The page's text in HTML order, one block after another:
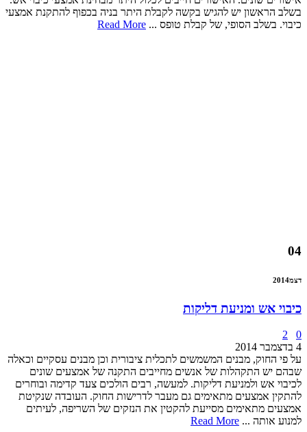
בשלב הראשון יש להגיש בקשה לקבלת היתר בניה בכפוף להתקנת אמצעי
כיבוי. בשלב הסופי, של קבלת טופס ... Read More
04
דצמ2014
כיבוי אש ומניעת דליקות
0
2
4 בדצמבר 2014
על פי החוק, מבנים המשמשים לתכלית ציבורית וכן מבנים עסקיים וכאלה
שבהם יש התקהלות של אנשים מחייבים התקנה של אמצעים שונים
לכיבוי אש ולמניעת דליקות. למעשה, רבים הולכים צעד קדימה ובוחרים
להתקין אמצעים מתאימים גם מעבר לדרישות החוק. העובדה שנקיטת
אמצעים מתאימים מסייעת להקטין את הנזקים של השריפה, לעיתים
למנוע אותה ... Read More